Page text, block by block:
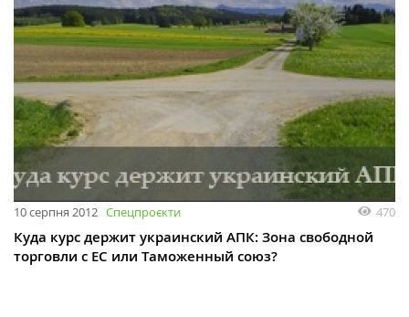
10 серпня 2012 Спецпроєкти 470
Куда курс держит украинский АПК: Зона свободной
торговли с ЕС или Таможенный союз?